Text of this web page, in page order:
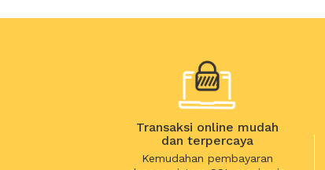
Transaksi online mudah
dan terpercaya
Kemudahan pembayaran